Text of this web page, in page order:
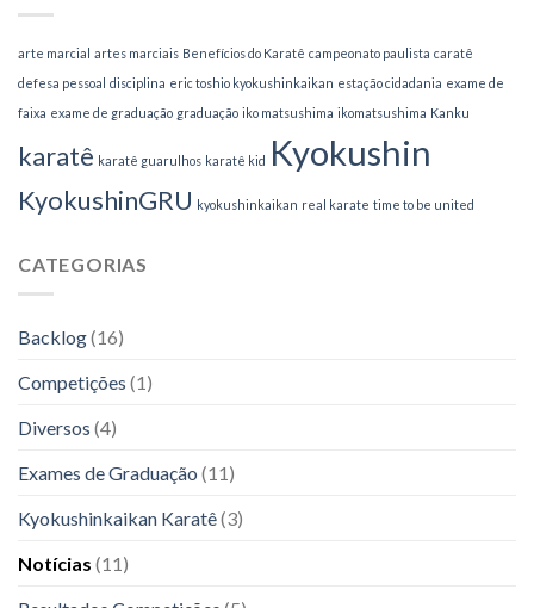
arte marcial artes marciais Benefícios do Karatê campeonato paulista caratê
defesa pessoal disciplina eric toshio kyokushinkaikan estação cidadania exame de
faixa exame de graduação graduação iko matsushima ikomatsushima Kanku
karatê karatê guarulhos karatê kid Kyokushin
KyokushinGRU kyokushinkaikan real karate time to be united
CATEGORIAS
Backlog(16)
Competições (1)
Diversos (4)
Exames de Graduação (11)
Kyokushinkaikan Karatê(3)
Notícias (11)